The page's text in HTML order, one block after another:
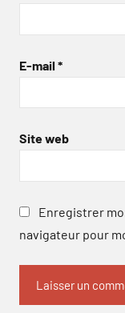
E-mail *
Site web
Enregistrer
navigateur pour